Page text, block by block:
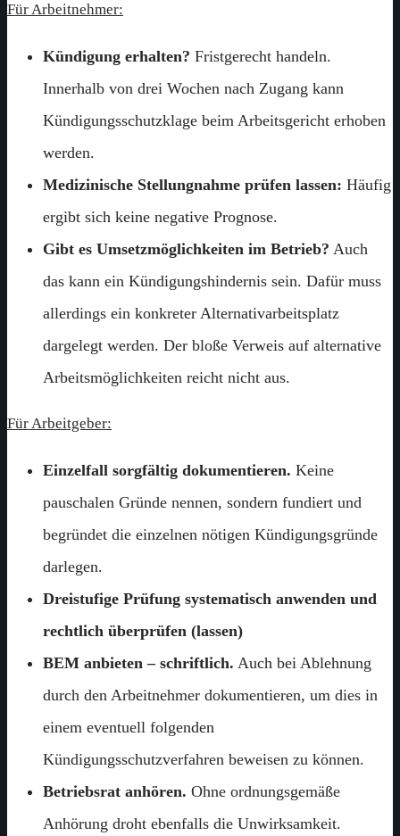
Für Arbeitnehmer:
Kündigung erhalten? Fristgerecht handeln.
Innerhalb von drei Wochen nach Zugang kann
Kündigungsschutzklage beim Arbeitsgericht erhoben
werden.
Medizinische Stellungnahme prüfen lassen: Häufig
ergibt sich keine negative Prognose.
Gibt es Umsetzmöglichkeiten im Betrieb? Auch
das kann ein Kündigungshindernis sein. Dafür muss
allerdings ein konkreter Alternativarbeitsplatz
dargelegt werden. Der bloße Verweis auf alternative
Arbeitsmöglichkeiten reicht nicht aus.
Für Arbeitgeber:
Einzelfall sorgfältig dokumentieren. Keine
pauschalen Gründe nennen, sondern fundiert und
begründet die einzelnen nötigen Kündigungsgründe
darlegen.
Dreistufige Prüfung systematisch anwenden und
rechtlich überprüfen (lassen)
BEM anbieten – schriftlich. Auch bei Ablehnung
durch den Arbeitnehmer dokumentieren, um dies in
einem eventuell folgenden
Kündigungsschutzverfahren beweisen zu können.
Betriebsrat anhören. Ohne ordnungsgemäße
Anhörung droht ebenfalls die Unwirksamkeit.